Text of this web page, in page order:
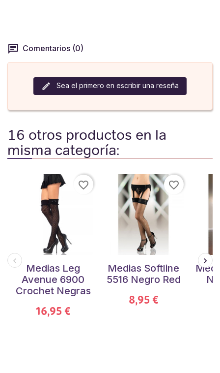
Comentarios (0)
Sea el primero en escribir una reseña
16 otros productos en la
misma categoría:
Medias Leg
Avenue 6900
Crochet Negras
16,95 €
favorite_border
Medias Softline
5516 Negro Red
8,95 €
favorite_border